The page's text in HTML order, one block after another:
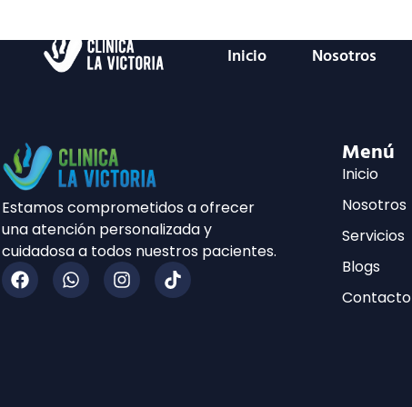
Inicio Nosotros
Estamos comprometidos a ofrecer
una atención personalizada y
cuidadosa a todos nuestros pacientes.
Menú
Inicio
Nosotros
Servicios
Blogs
Contacto